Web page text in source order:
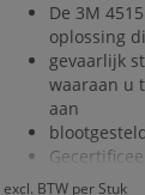
deeltjes en
spetters
Stevig,
De 3M
oplossing
gevaarlijk
waaraan u
aan
voor
excl. BTW per Stuk